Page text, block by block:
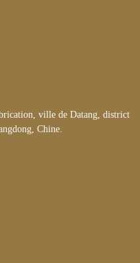
ville de Datang, district
Chine.